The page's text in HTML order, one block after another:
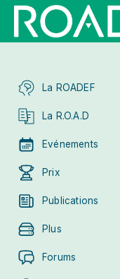
La ROADEF
La R.O.A.D
Evénements
Prix
Publications
Plus
Forums